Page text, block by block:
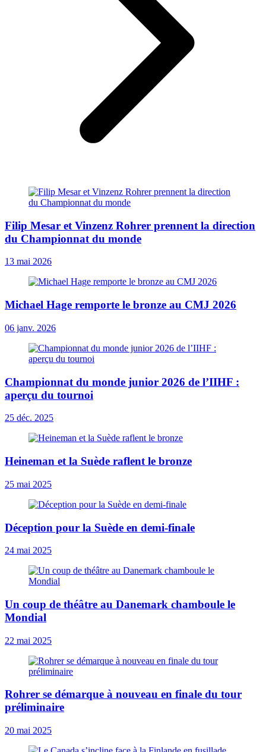
Filip Mesar et Vinzenz Rohrer prennent la direction
du Championnat du monde
13 mai 2026
Michael Hage remporte le bronze au CMJ 2026
06 janv. 2026
Championnat du monde junior 2026 de l’IIHF :
aperçu du tournoi
25 déc. 2025
Heineman et la Suède raflent le bronze
25 mai 2025
Déception pour la Suède en demi-finale
24 mai 2025
Un coup de théâtre au Danemark chamboule le
Mondial
22 mai 2025
Rohrer se démarque à nouveau en finale du tour
préliminaire
20 mai 2025